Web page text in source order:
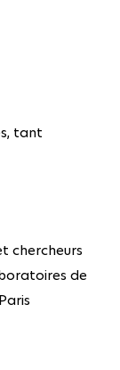
tant
chercheurs
de